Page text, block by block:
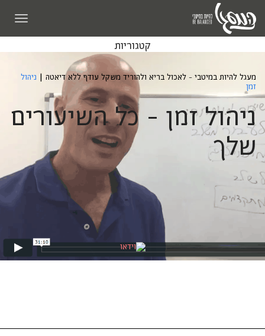
קטגוריות
מעגל להיות במיטבי - לאכול בריא ולהוריד משקל עודף ללא דיאטה | ניהול
זמן
ניהול זמן - כל השיעורים
שלך